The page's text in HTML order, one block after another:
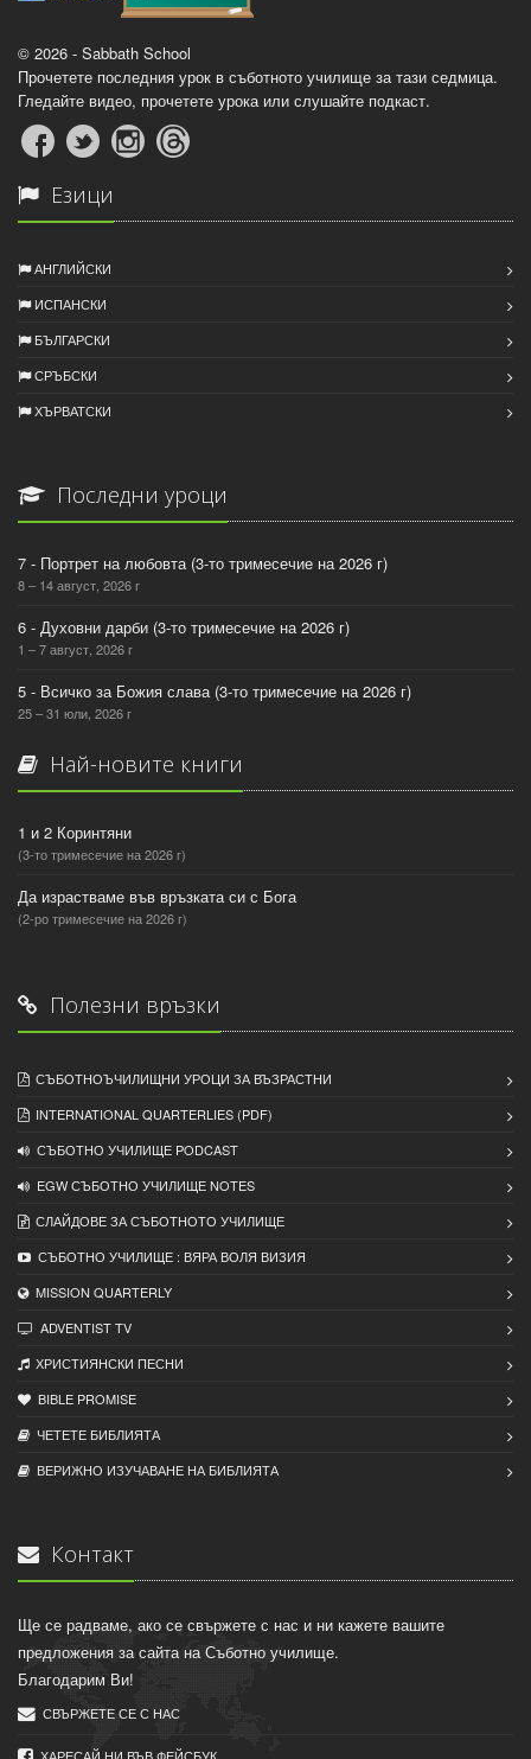
© 2026 - Sabbath School
Прочетете последния урок в съботното училище за тази седмица.
Гледайте видео, прочетете урока или слушайте подкаст.
Езици
АНГЛИЙСКИ
ИСПАНСКИ
БЪЛГАРСКИ
СРЪБСКИ
ХЪРВАТСКИ
Последни уроци
7 - Портрет на любовта (3-то тримесечие на 2026 г)
8 – 14 август, 2026 г
6 - Духовни дарби (3-то тримесечие на 2026 г)
1 – 7 август, 2026 г
5 - Всичко за Божия слава (3-то тримесечие на 2026 г)
25 – 31 юли, 2026 г
Най-новите книги
1 и 2 Коринтяни
(3-то тримесечие на 2026 г)
Да израстваме във връзката си с Бога
(2-ро тримесечие на 2026 г)
Полезни връзки
СЪБОТНОЪЧИЛИЩНИ УРОЦИ ЗА ВЪЗРАСТНИ
INTERNATIONAL QUARTERLIES (PDF)
СЪБОТНО УЧИЛИЩЕ PODCAST
EGW СЪБОТНО УЧИЛИЩЕ NOTES
СЛАЙДОВЕ ЗА СЪБОТНОТО УЧИЛИЩЕ
СЪБОТНО УЧИЛИЩЕ : ВЯРА ВОЛЯ ВИЗИЯ
MISSION QUARTERLY
ADVENTIST TV
ХРИСТИЯНСКИ ПЕСНИ
BIBLE PROMISE
ЧЕТЕТЕ БИБЛИЯТА
ВЕРИЖНО ИЗУЧАВАНЕ НА БИБЛИЯТА
Контакт
Ще се радваме, ако се свържете с нас и ни кажете вашите
предложения за сайта на Съботно училище.
Благодарим Ви!
СВЪРЖЕТЕ СЕ С НАС
ХАРЕСАЙ НИ ВЪВ ФЕЙСБУК